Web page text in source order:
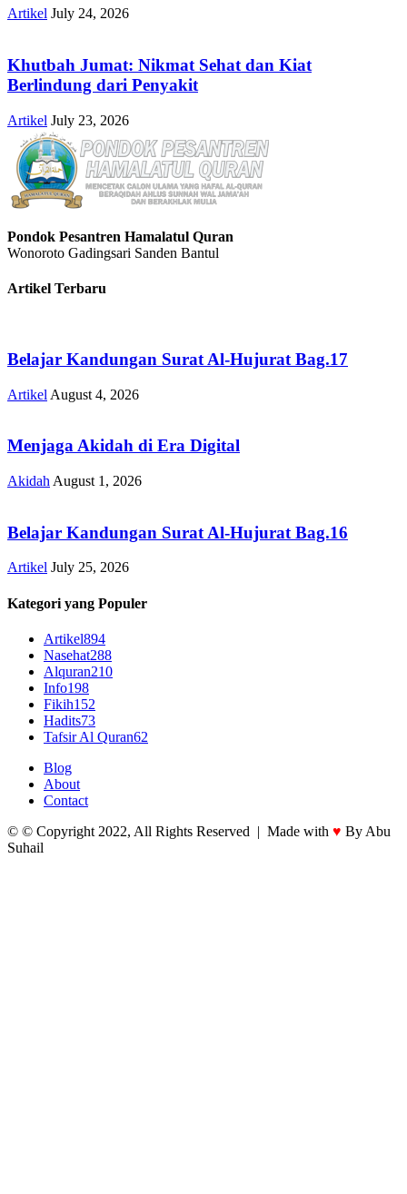
Artikel July 24, 2026
Khutbah Jumat: Nikmat Sehat dan Kiat
Berlindung dari Penyakit
Artikel July 23, 2026
Pondok Pesantren Hamalatul Quran
Wonoroto Gadingsari Sanden Bantul
Artikel Terbaru
Belajar Kandungan Surat Al-Hujurat Bag.17
Artikel August 4, 2026
Menjaga Akidah di Era Digital
Akidah August 1, 2026
Belajar Kandungan Surat Al-Hujurat Bag.16
Artikel July 25, 2026
Kategori yang Populer
Artikel894
Nasehat288
Alquran210
Info198
Fikih152
Hadits73
Tafsir Al Quran62
Blog
About
Contact
© © Copyright 2022, All Rights Reserved | Made with ♥ By Abu
Suhail